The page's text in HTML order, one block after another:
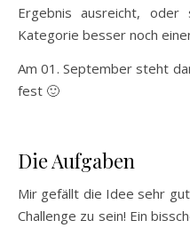
Ergebnis ausreicht,
Kategorie besser noch
Am 01. September steht
fest 🙂
Die Aufgaben
Mir gefällt die Idee sehr
Challenge zu sein! Ein